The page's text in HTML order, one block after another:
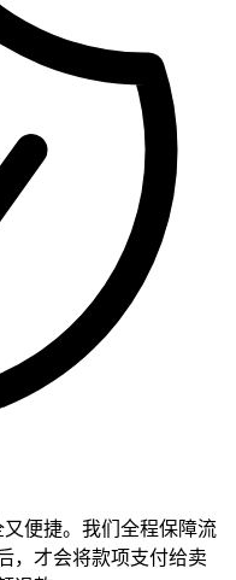
又便捷。我们全程保障流
，才会将款项支付给卖